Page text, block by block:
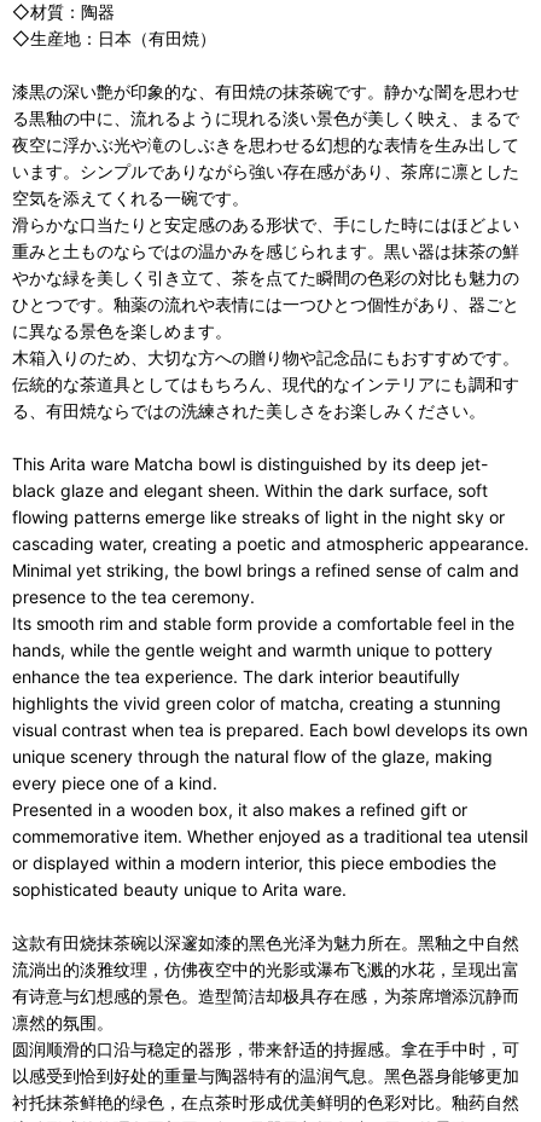
◇材質：陶器
◇生産地：日本（有田焼）
漆黒の深い艶が印象的な、有田焼の抹茶碗です。静かな闇を思わせ
る黒釉の中に、流れるように現れる淡い景色が美しく映え、まるで
夜空に浮かぶ光や滝のしぶきを思わせる幻想的な表情を生み出して
います。シンプルでありながら強い存在感があり、茶席に凛とした
空気を添えてくれる一碗です。
滑らかな口当たりと安定感のある形状で、手にした時にはほどよい
重みと土ものならではの温かみを感じられます。黒い器は抹茶の鮮
やかな緑を美しく引き立て、茶を点てた瞬間の色彩の対比も魅力の
ひとつです。釉薬の流れや表情には一つひとつ個性があり、器ごと
に異なる景色を楽しめます。
木箱入りのため、大切な方への贈り物や記念品にもおすすめです。
伝統的な茶道具としてはもちろん、現代的なインテリアにも調和す
る、有田焼ならではの洗練された美しさをお楽しみください。
This Arita ware Matcha bowl is distinguished by its deep jet-
black glaze and elegant sheen. Within the dark surface, soft
flowing patterns emerge like streaks of light in the night sky or
cascading water, creating a poetic and atmospheric appearance.
Minimal yet striking, the bowl brings a refined sense of calm and
presence to the tea ceremony.
Its smooth rim and stable form provide a comfortable feel in the
hands, while the gentle weight and warmth unique to pottery
enhance the tea experience. The dark interior beautifully
highlights the vivid green color of matcha, creating a stunning
visual contrast when tea is prepared. Each bowl develops its own
unique scenery through the natural flow of the glaze, making
every piece one of a kind.
Presented in a wooden box, it also makes a refined gift or
commemorative item. Whether enjoyed as a traditional tea utensil
or displayed within a modern interior, this piece embodies the
sophisticated beauty unique to Arita ware.
这款有田烧抹茶碗以深邃如漆的黑色光泽为魅力所在。黑釉之中自然
流淌出的淡雅纹理，仿佛夜空中的光影或瀑布飞溅的水花，呈现出富
有诗意与幻想感的景色。造型简洁却极具存在感，为茶席增添沉静而
凛然的氛围。
圆润顺滑的口沿与稳定的器形，带来舒适的持握感。拿在手中时，可
以感受到恰到好处的重量与陶器特有的温润气息。黑色器身能够更加
衬托抹茶鲜艳的绿色，在点茶时形成优美鲜明的色彩对比。釉药自然